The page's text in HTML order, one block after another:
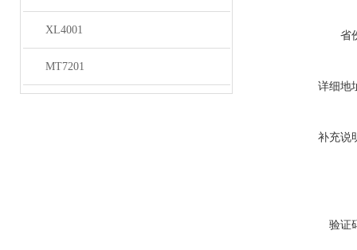
XL4001
MT7201
省
详细地
补充说
验证